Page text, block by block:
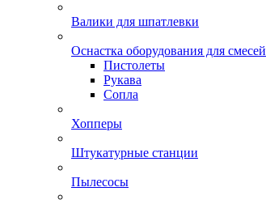
Валики для шпатлевки
Оснастка оборудования для смесей
Пистолеты
Рукава
Сопла
Хопперы
Штукатурные станции
Пылесосы